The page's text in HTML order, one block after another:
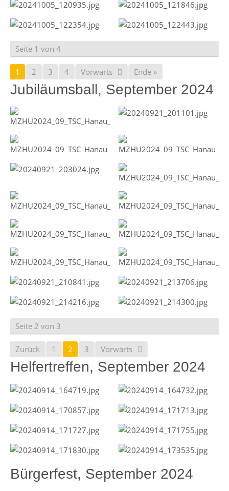
Seite 1 von 4
1 2 3 4 Vorwärts Ende »
Jubiläumsball, September 2024
Seite 2 von 3
Zurück 1 2 3 Vorwärts
Helfertreffen, September 2024
Bürgerfest, September 2024